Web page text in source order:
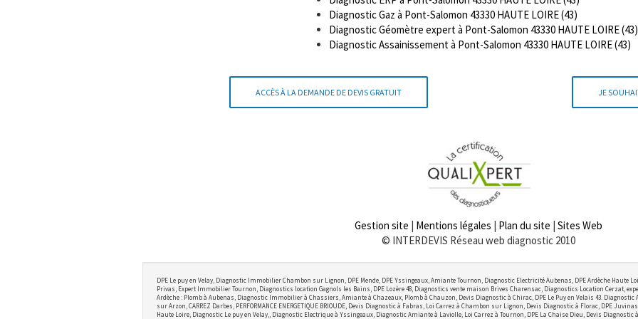
Diagnostic Gaz à Pont-Salomon 43330 HAUTE LOIRE (43)
Diagnostic Géomètre expert à Pont-Salomon 43330 HAUTE LOIRE (43)
Diagnostic Assainissement à Pont-Salomon 43330 HAUTE LOIRE (43)
ACCÈS À LA DEMANDE DE DEVIS GRATUIT JE
Gestion site | Mentions légales | Plan du site | Sites Web
© INTERDEVIS Réseau web diagnostic 2010
DPE Le puy en Velay, Diagnostic Immobilier Chambon sur Lignon, DPE Mende, DPE Yssingeaux, Amiante Tournon, Diagnostic Electricité Aubenas, DPE Ardèche
Privas, Expert Immobilier Tournon, Diagnostics location Gagnols les Bains, DPE Lozère 48, Diagnostics vente maison Brives Charensac, Diagnostics Location Cerzat,
Ardèche : Plomb à Aubenas, Diagnostic Immobilier à Chassiers, Amiante à Chazeaux, Plomb à Chauzon, Devis Diagnostic à Chirac, DPE Le Puy en Velais 43.
sur Arzon, CARREZ Darbes, PERFORMANCE ENERGETIQUE BRIOUDE, Devis Diagnostic à Fabras, Loi Carrez à Chambon sur Lignon, Devis Diagnostic à Florac, DPE
Haute Loire, Diagnostic Le puy en Velay,, Diagnostic Electrique à Yssingeaux, Diagnostic Amiante à Laviolle, Loi Carrez à Tournon, DPE La Chaise Dieu, Devis